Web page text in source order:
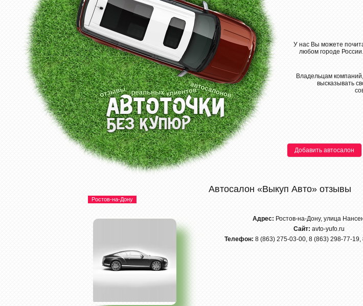
У нас Вы можете
любом городе
Владельцам
высказывать
Добавить автосалон
Автосалон «Выкуп Авто» отзывы
Ростов-на-Дону
Адрес: Ростов-на-Дону, улица
Сайт: avto-yufo.ru
Телефон: 8 (863) 275-03-00, 8 (863) 298-77-